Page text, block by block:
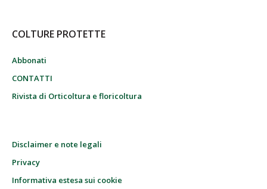
COLTURE PROTETTE
Abbonati
CONTATTI
Rivista di Orticoltura e floricoltura
Disclaimer e note legali
Privacy
Informativa estesa sui cookie